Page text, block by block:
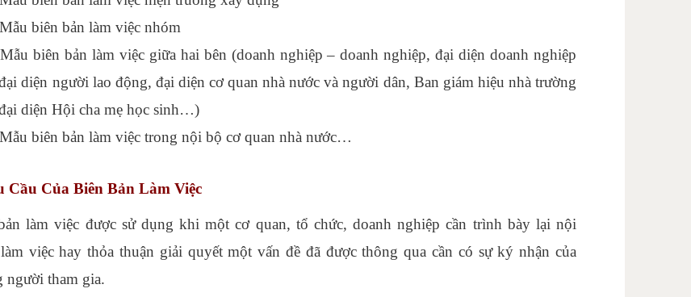
Mẫu biên bản làm việc nhóm
Mẫu biên bản làm việc giữa hai bên (doanh nghiệp – doanh nghiệp, đại diện doanh nghiệp
diện người lao động, đại diện cơ quan nhà nước và người dân, Ban giám hiệu nhà trường
diện Hội cha mẹ học sinh…)
Mẫu biên bản làm việc trong nội bộ cơ quan nhà nước…
Cầu Của Biên Bản Làm Việc
làm việc được sử dụng khi một cơ quan, tổ chức, doanh nghiệp cần trình bày lại nội
việc hay thỏa thuận giải quyết một vấn đề đã được thông qua cần có sự ký nhận của
người tham gia.